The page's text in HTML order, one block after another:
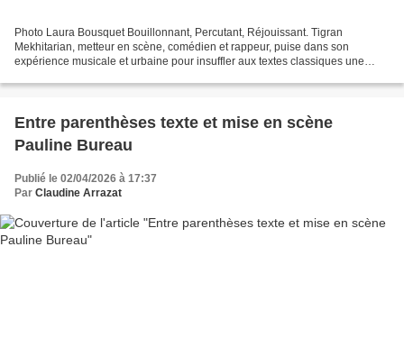
Photo Laura Bousquet Bouillonnant, Percutant, Réjouissant. Tigran
Mekhitarian, metteur en scène, comédien et rappeur, puise dans son
expérience musicale et urbaine pour insuffler aux textes classiques une
Entre parenthèses texte et mise en scène
Pauline Bureau
Publié le 02/04/2026 à 17:37
Par Claudine Arrazat